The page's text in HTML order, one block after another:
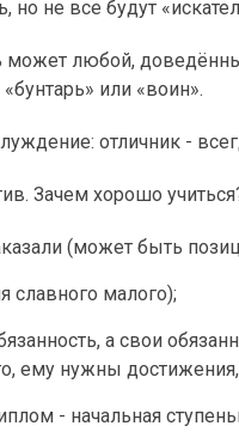
но не все будут
может любой,
или «воин».
отличник -
Зачем хорошо
(может быть
славного малого);
а свои
ему нужны
- начальная